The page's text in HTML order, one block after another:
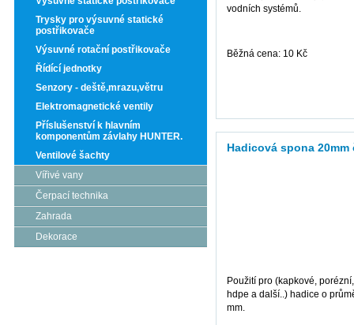
vodních systémů.
Běžná cena: 10 Kč
Hadicová spona 20mm
Použití pro (kapkové,
hdpe a další..) hadice o
mm.
Trysky pro výsuvné statické
postřikovače
Výsuvné rotační postřikovače
Řídící jednotky
Senzory - deště,mrazu,větru
Elektromagnetické ventily
Příslušenství k hlavním
komponentům závlahy HUNTER.
Ventilové šachty
Vířivé vany
Čerpací technika
Zahrada
Dekorace